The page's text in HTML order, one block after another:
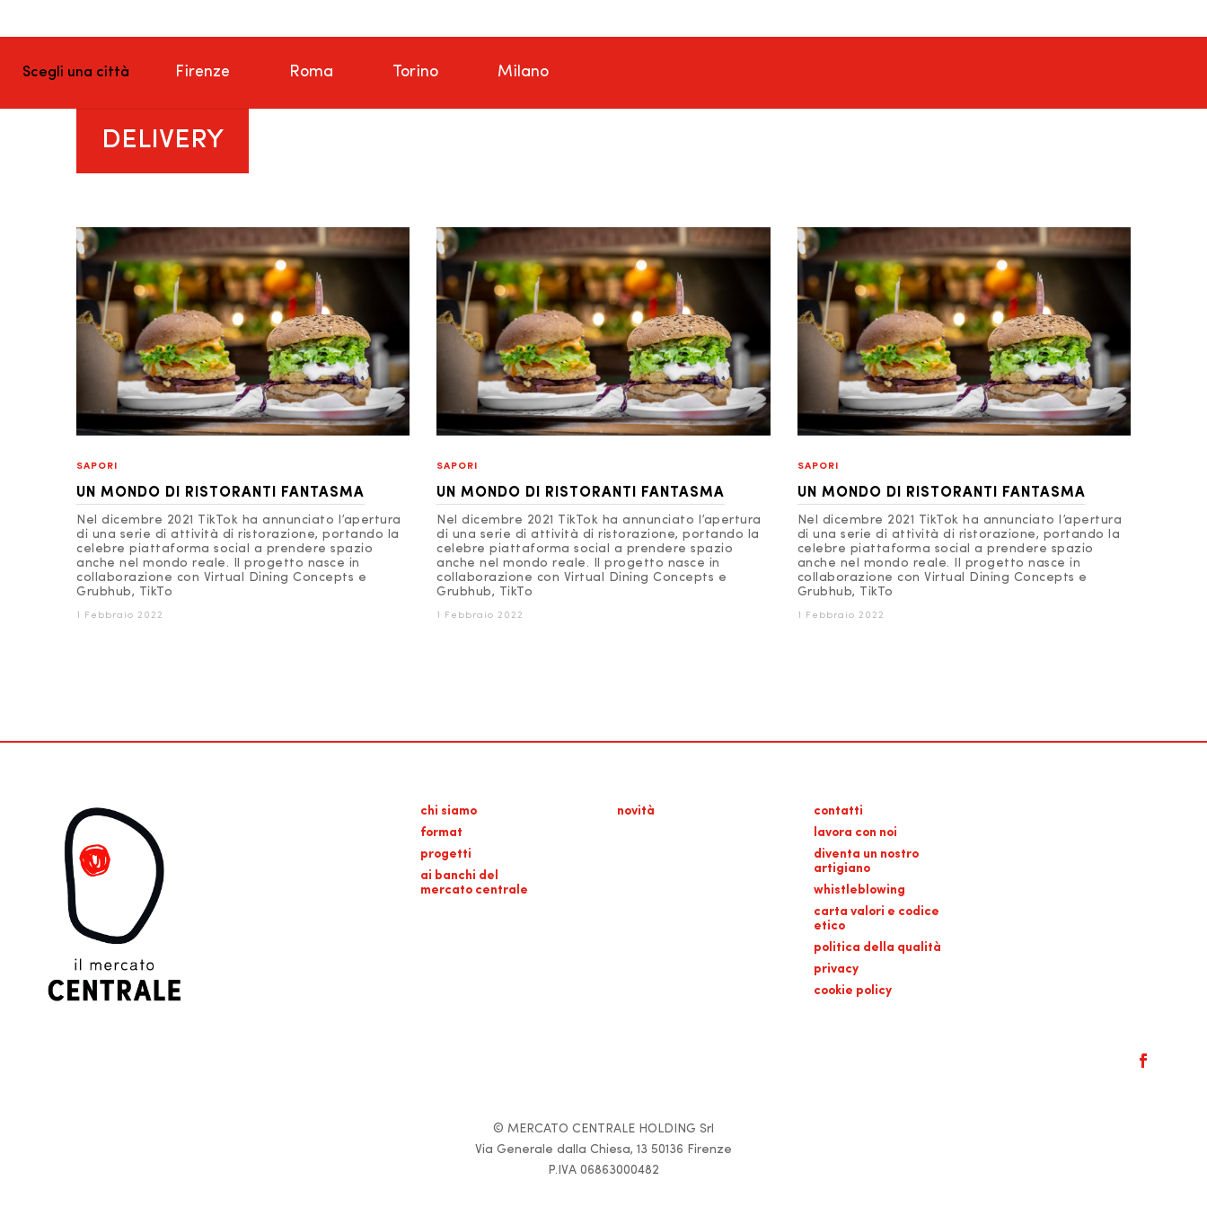
Scegli una città Firenze Roma Torino Milano
DELIVERY
SAPORI
UN MONDO DI RISTORANTI FANTASMA
Nel dicembre 2021 TikTok ha annunciato l’apertura
di una serie di attività di ristorazione, portando la
celebre piattaforma social a prendere spazio
anche nel mondo reale. Il progetto nasce in
collaborazione con Virtual Dining Concepts e
Grubhub, TikTo
1 Febbraio 2022
SAPORI
UN MONDO DI RISTORANTI FANTASMA
Nel dicembre 2021 TikTok ha annunciato l’apertura
di una serie di attività di ristorazione, portando la
celebre piattaforma social a prendere spazio
anche nel mondo reale. Il progetto nasce in
collaborazione con Virtual Dining Concepts e
Grubhub, TikTo
1 Febbraio 2022
SAPORI
UN MONDO DI RISTORANTI FANTASMA
Nel dicembre 2021 TikTok ha annunciato l’apertura
di una serie di attività di ristorazione, portando la
celebre piattaforma social a prendere spazio
anche nel mondo reale. Il progetto nasce in
collaborazione con Virtual Dining Concepts e
Grubhub, TikTo
1 Febbraio 2022
chi siamo
format
progetti
ai banchi del
mercato centrale
novità
contatti
lavora con noi
diventa un nostro
artigiano
whistleblowing
carta valori e codice
etico
politica della qualità
privacy
cookie policy
© MERCATO CENTRALE HOLDING Srl
Via Generale dalla Chiesa, 13 50136 Firenze
P.IVA 06863000482